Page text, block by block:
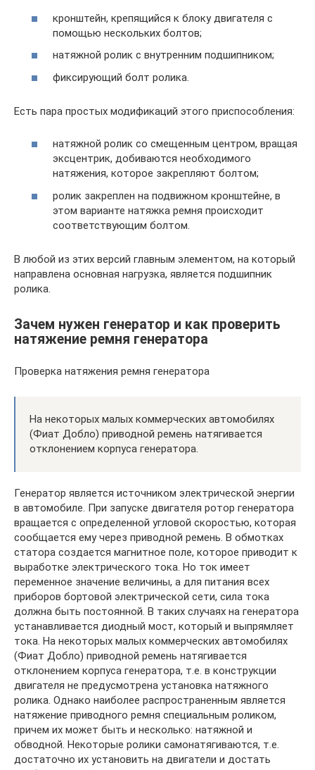
кронштейн, крепящийся к блоку двигателя с
помощью нескольких болтов;
натяжной ролик с внутренним подшипником;
фиксирующий болт ролика.
Есть пара простых модификаций этого приспособления:
натяжной ролик со смещенным центром, вращая
эксцентрик, добиваются необходимого
натяжения, которое закрепляют болтом;
ролик закреплен на подвижном кронштейне, в
этом варианте натяжка ремня происходит
соответствующим болтом.
В любой из этих версий главным элементом, на который
направлена основная нагрузка, является подшипник
ролика.
Зачем нужен генератор и как проверить
натяжение ремня генератора
Проверка натяжения ремня генератора
На некоторых малых коммерческих автомобилях
(Фиат Добло) приводной ремень натягивается
отклонением корпуса генератора.
Генератор является источником электрической энергии
в автомобиле. При запуске двигателя ротор генератора
вращается с определенной угловой скоростью, которая
сообщается ему через приводной ремень. В обмотках
статора создается магнитное поле, которое приводит к
выработке электрического тока. Но ток имеет
переменное значение величины, а для питания всех
приборов бортовой электрической сети, сила тока
должна быть постоянной. В таких случаях на генератора
устанавливается диодный мост, который и выпрямляет
тока. На некоторых малых коммерческих автомобилях
(Фиат Добло) приводной ремень натягивается
отклонением корпуса генератора, т.е. в конструкции
двигателя не предусмотрена установка натяжного
ролика. Однако наиболее распространенным является
натяжение приводного ремня специальным роликом,
причем их может быть и несколько: натяжной и
обводной. Некоторые ролики самонатягиваются, т.е.
достаточно их установить на двигатели и достать